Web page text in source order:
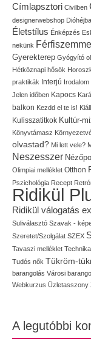
Címlapsztori Civilben
designerwebshop
Életstílus Énképzés
nekünk Férfiszemmel
Gyerekterep Gyógyító
Hétköznapi hősök
praktikák Interjú Irodalom
Jelen időben Kapocs
balkon Kezdd el te is!
Kulisszatitkok Kultúr-
Könyvtámasz
olvastad? Mi lett vele?
Neszesszer
Olimpiai melléklet Otthon
Pszichológia Recept
Ridikül
Ridikül válogatás
Suliválasztó Szavak -
Szeretet/Szolgálat SZEX
Tavaszi melléklet Technika
Tudós nők Tükröm-
barangolás Városi
Webkurzus Üzletasszony
A legutóbbi